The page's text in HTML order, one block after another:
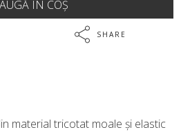
SHARE
material tricotat moale și elastic